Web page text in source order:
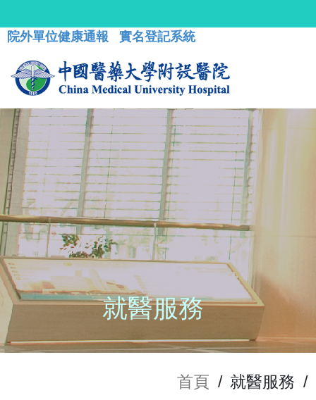
院外單位健康通報 實名登記系統
就醫服務
首頁 / 就醫服務 /